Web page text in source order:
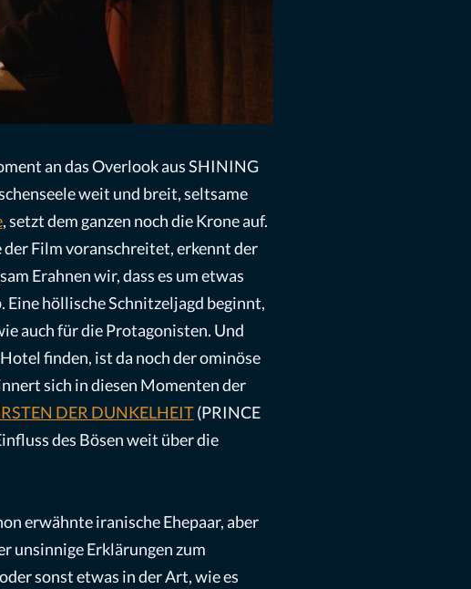
an das Overlook aus SHINING
weit und breit, seltsame
, setzt dem ganzen noch die Krone auf.
Film voranschreitet, erkennt der
Erahnen wir, dass es um etwas
Eine höllische Schnitzeljagd beginnt,
auch für die Protagonisten. Und
finden, ist da noch der ominöse
sich in diesen Momenten der
DER DUNKELHEIT(PRINCE
des Bösen weit über die
erwähnte iranische Ehepaar, aber
unsinnige Erklärungen zum
sonst etwas in der Art, wie es